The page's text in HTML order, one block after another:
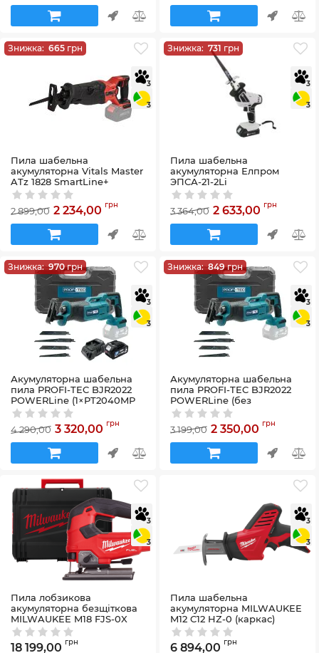
Знижка: 665 грн
3
3
Пила шабельна
акумуляторна Vitals Master
ATz 1828 SmartLine+
Артикул:184449
2 899,00 2 234,00 грн
Знижка: 731 грн
3
3
Пила шабельна
акумуляторна Елпром
ЭПСА-21-2Li
Артикул:760431
3 364,00 2 633,00 грн
Знижка:970грн
3
3
Акумуляторна шабельна
пила PROFI-TEC BJR2022
POWERLine (1×PT2040MP
(4.0 Аг), зарядний пристрій)
58_29860
4 290,00 3 320,00 грн
Знижка:849грн
3
3
Акумуляторна шабельна
пила PROFI-TEC BJR2022
POWERLine (без
акумулятора та зарядного
пристрою)
Артикул:58_32709
3 199,00 2 350,00 грн
3
3
Пила лобзикова
акумуляторна безщіткова
MILWAUKEE M18 FJS-0X
(каркас+HDкейс)
Артикул: 4933464726
18 199,00 грн
3
3
Пила шабельна
акумуляторна MILWAUKEE
M12 C12 HZ-0 (каркас)
Артикул:4933411925
6 894,00 грн